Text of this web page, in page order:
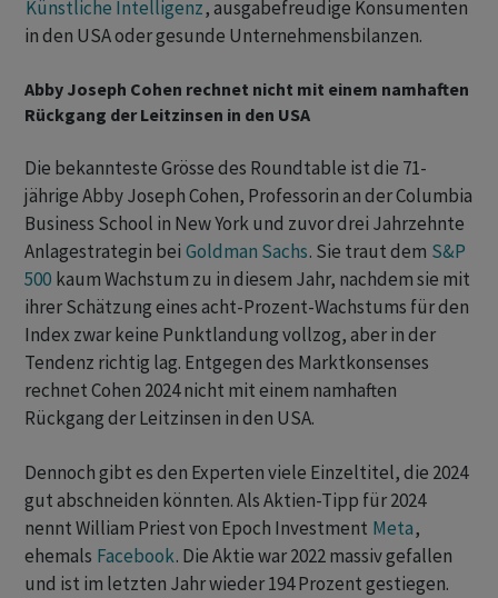
Künstliche Intelligenz, ausgabefreudige Konsumenten
in den USA oder gesunde Unternehmensbilanzen.
Abby Joseph Cohen rechnet nicht mit einem namhaften
Rückgang der Leitzinsen in den USA
Die bekannteste Grösse des Roundtable ist die 71-
jährige Abby Joseph Cohen, Professorin an der Columbia
Business School in New York und zuvor drei Jahrzehnte
Anlagestrategin bei Goldman Sachs. Sie traut dem S&P
500 kaum Wachstum zu in diesem Jahr, nachdem sie mit
ihrer Schätzung eines acht-Prozent-Wachstums für den
Index zwar keine Punktlandung vollzog, aber in der
Tendenz richtig lag. Entgegen des Marktkonsenses
rechnet Cohen 2024 nicht mit einem namhaften
Rückgang der Leitzinsen in den USA.
Dennoch gibt es den Experten viele Einzeltitel, die 2024
gut abschneiden könnten. Als Aktien-Tipp für 2024
nennt William Priest von Epoch Investment Meta,
ehemals Facebook. Die Aktie war 2022 massiv gefallen
und ist im letzten Jahr wieder 194 Prozent gestiegen.